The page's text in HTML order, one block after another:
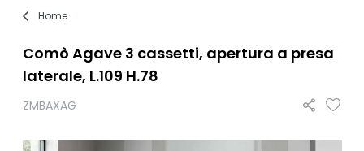
Home
Comò Agave 3 cassetti, apertura a presa
laterale, L.109 H.78
ZMBAXAG